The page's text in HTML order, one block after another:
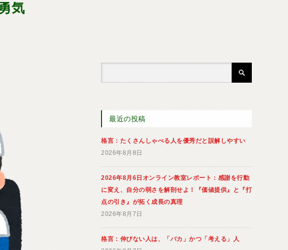
気
最近の投稿
格言：たくさんしゃべる人を優秀だと誤解しやすい
2026年8月8日
2026年8月6日オンライン教室レポート：感謝を行動
に変え、自分の弱さを解剖せよ！『価値提供』と『打
点の引き』が拓く成長の真理
2026年8月7日
格言：伸びない人は、「バカ」かつ「考える」人